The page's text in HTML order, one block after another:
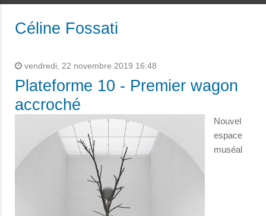
Céline Fossati
vendredi, 22 novembre 2019 16:48
Plateforme 10 - Premier wagon
accroché
Nouvel
espace
muséal